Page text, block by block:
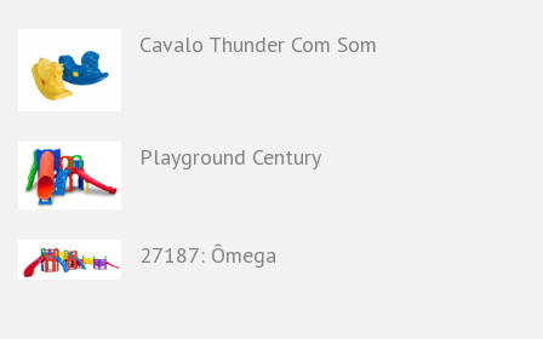
Cavalo Thunder Com Som
Playground Century
27187: Ômega